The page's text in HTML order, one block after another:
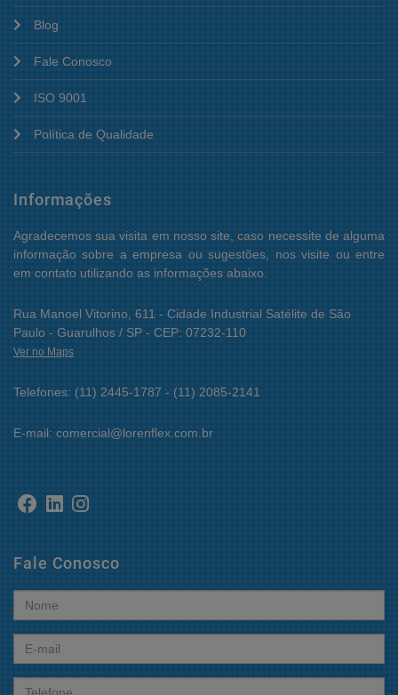
Blog
Fale Conosco
ISO 9001
Política de Qualidade
Informações
Agradecemos sua visita em nosso site, caso necessite de alguma
informação sobre a empresa ou sugestões, nos visite ou entre
em contato utilizando as informações abaixo.
Rua Manoel Vitorino, 611 - Cidade Industrial Satélite de São
Paulo - Guarulhos / SP - CEP: 07232-110
Ver no Maps
Telefones: (11) 2445-1787 - (11) 2085-2141
E-mail: comercial@lorenflex.com.br
Fale Conosco